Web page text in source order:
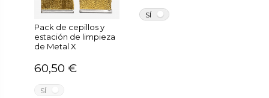
Pack de cepillos y
estación de limpieza
de Metal X
60,50 €
SÍ
SÍ